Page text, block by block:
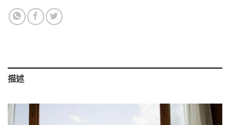
描述